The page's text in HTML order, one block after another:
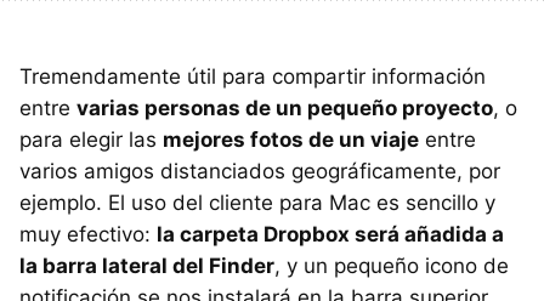
Tremendamente útil para compartir información
entre varias personas de un pequeño proyecto, o
para elegir las mejores fotos de un viaje entre
varios amigos distanciados geográficamente, por
ejemplo. El uso del cliente para Mac es sencillo y
muy efectivo: la carpeta Dropbox será añadida a
la barra lateral del Finder, y un pequeño icono de